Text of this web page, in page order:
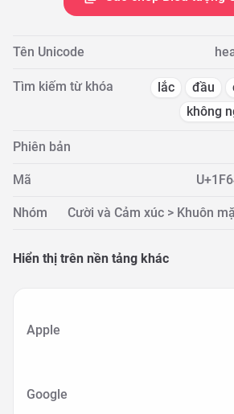
Tên Unicode
Tìm kiếm từ khóa lắc đầu
không
Phiên bản
Mã
Nhóm Cười và Cảm xúc > Khuôn
Hiển thị trên nền tảng khác
Apple
Google